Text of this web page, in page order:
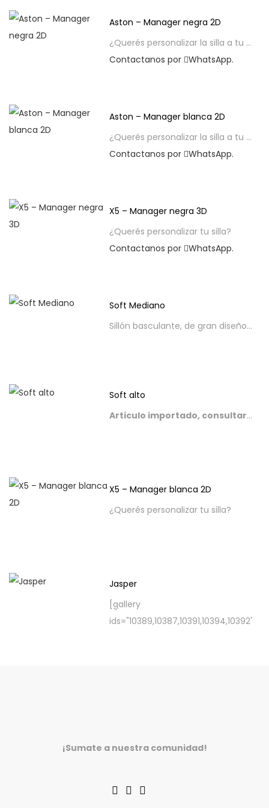
Aston – Manager negra 2D
¿Querés personalizar la silla a tu gusto?
Contactanos por
WhatsApp.
Aston – Manager blanca 2D
¿Querés personalizar la silla a tu gusto?
Contactanos por
WhatsApp.
X5 – Manager negra 3D
¿Querés personalizar tu silla?
Contactanos por
WhatsApp.
Soft Mediano
Sillón basculante, de gran diseño, perfil y alta performance.
Soft alto
Articulo importado, consultar stock.
Contactanos por WhatsApp.
X5 – Manager blanca 2D
¿Querés personalizar tu silla?
Jasper
[gallery
ids="10389,10387,10391,10394,10392"]
¡Sumate a nuestra comunidad!